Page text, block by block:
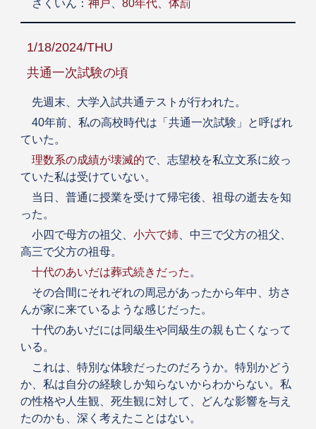
さくいん： 神戸 80年代、 体罰
1/18/2024/THU
共通一次試験の頃
先週末、大学入試共通テストが行われた。
40年前、私の高校時代は「共通一次試験」と呼ばれ
ていた。
理数系の成績が壊滅的で、志望校を私立文系に絞っ
ていた私は受けていない。
当日、普通に授業を受けて帰宅後、祖母の逝去を知
った。
小四で母方の祖父、 小六で姉、中三で父方の祖父、
高三で父方の祖母。
十代のあいだは葬式続きだった 。
その合間にそれぞれの周忌があったから年中、坊さ
んが家に来ているような感じだった。
十代のあいだには同級生や同級生の親も亡くなって
いる。
これは、特別な体験だったのだろうか。特別かどう
か、私は自分の経験しか知らないからわからない。私
の性格や人生観、死生観に対して、どんな影響を与え
たのかも、深く考えたことはない。